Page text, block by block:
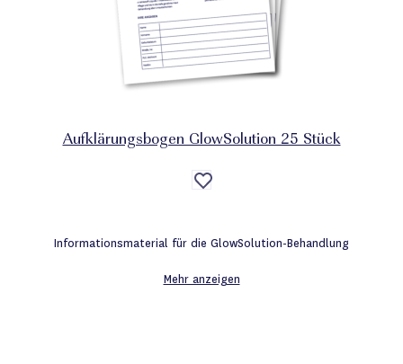
Aufklärungsbogen GlowSolution 25 Stück
Auf
die
Informationsmaterial für die GlowSolution-Behandlung
Mehr anzeigen